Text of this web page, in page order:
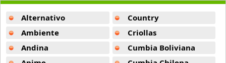
25 músicas online
Black Sabbath
Alternativo
Ambiente
Andina
Country
Criollas
Cumbia Boliviana